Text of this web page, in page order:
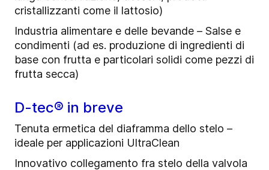
cristallizzanti come il lattosio)
Industria alimentare e delle bevande – Salse e
condimenti (ad es. produzione di ingredienti di
base con frutta e particolari solidi come pezzi di
frutta secca)
D-tec® in breve
Tenuta ermetica del diaframma dello stelo –
ideale per applicazioni UltraClean
Innovativo collegamento fra stelo della valvola